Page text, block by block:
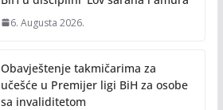
6. Augusta 2026.
Obavještenje takmičarima za
učešće u Premijer ligi BiH za osobe
sa invaliditetom